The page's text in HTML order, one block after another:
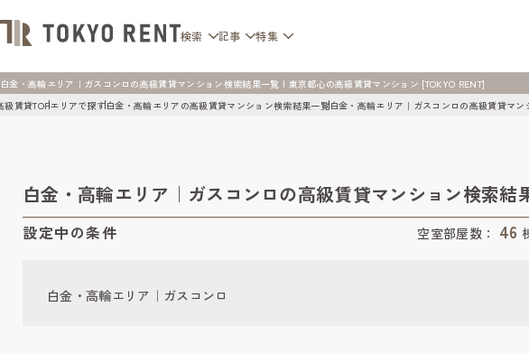
検索 記事 特集
白金・高輪エリア｜ガスコンロの高級賃貸マンション検索結果一覧 | 東京都心の高級賃貸マンション [TOKYO RENT]
級賃貸TOPエリアで探す白金・高輪エリアの高級賃貸マンション検索結果一覧白金・高輪エリア｜ガスコンロの高級賃貸マン
白金・高輪エリア｜ガスコンロの高級賃貸マンション検索結
設定中の条件 空室部屋数： 46
白金・高輪エリア｜ガスコンロ